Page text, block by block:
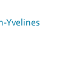
Yvelines